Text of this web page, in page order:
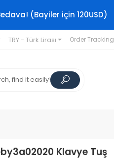
(Bayiler için 120USD)
TRY - Türk Lirası Order Tracking
Klavye Tuş